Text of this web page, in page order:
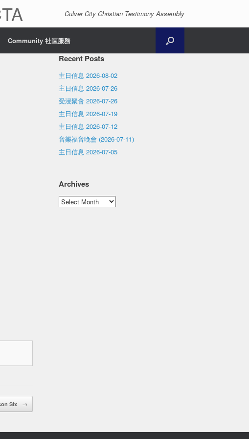
Culver City Christian Testimony Assembly
Community 社區服務
Six →
Recent Posts
主日信息 2026-08-02
主日信息 2026-07-26
受浸聚會 2026-07-26
主日信息 2026-07-19
主日信息 2026-07-12
音樂福音晚會 (2026-07-11)
主日信息 2026-07-05
Archives
Archives